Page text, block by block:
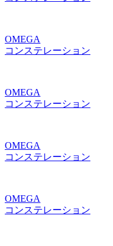
OMEGA
コンステレーション
OMEGA
コンステレーション
OMEGA
コンステレーション
OMEGA
コンステレーション